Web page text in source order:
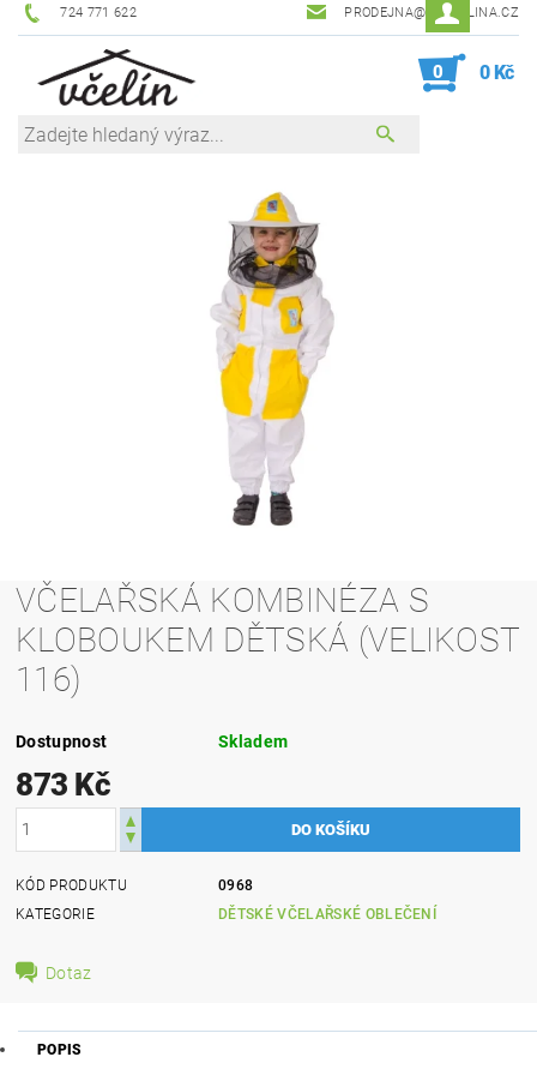
724 771 622 PRODEJNA@ZEVCELINA.CZ
0 0 Kč
VČELAŘSKÁ KOMBINÉZA S
KLOBOUKEM DĚTSKÁ (VELIKOST
116)
Dostupnost Skladem
873 Kč
KÓD PRODUKTU
0968
KATEGORIE
DĚTSKÉ VČELAŘSKÉ OBLEČENÍ
Dotaz
POPIS